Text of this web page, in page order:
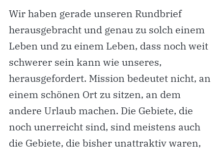
Wir haben gerade unseren Rundbrief
herausgebracht und genau zu solch einem
Leben und zu einem Leben, dass noch weit
schwerer sein kann wie unseres,
herausgefordert. Mission bedeutet nicht, an
einem schönen Ort zu sitzen, an dem
andere Urlaub machen. Die Gebiete, die
noch unerreicht sind, sind meistens auch
die Gebiete, die bisher unattraktiv waren,